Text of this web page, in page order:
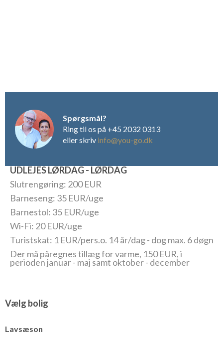
Spørgsmål?
Ring til os på +45 2032 0313
eller skriv info@you-go.dk
UDLEJES LØRDAG - LØRDAG
Slutrengøring: 200 EUR
Barneseng: 35 EUR/uge
Barnestol: 35 EUR/uge
Wi-Fi: 20 EUR/uge
Turistskat: 1 EUR/pers.o. 14 år/dag - dog max. 6 døgn
Der må påregnes tillæg for varme, 150 EUR, i
perioden januar - maj samt oktober - december
Vælg bolig
Lavsæson